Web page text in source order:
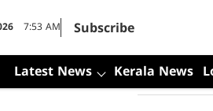
7:53 AM Subscribe
Latest News Kerala News